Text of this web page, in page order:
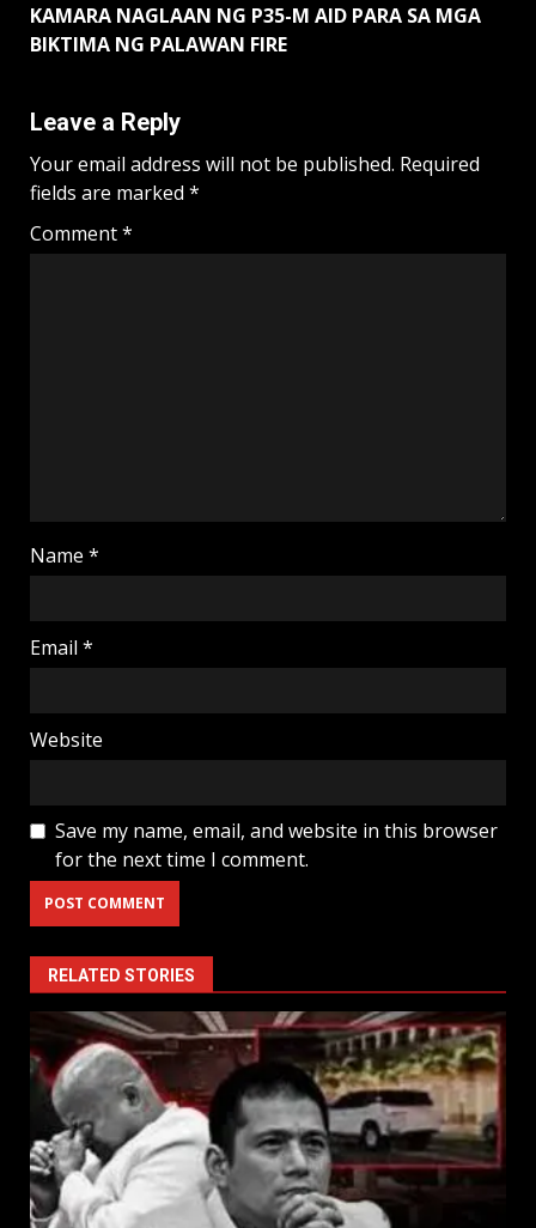
KAMARA NAGLAAN NG P35-M AID PARA SA MGA
BIKTIMA NG PALAWAN FIRE
Leave a Reply
Your email address will not be published. Required
fields are marked *
Comment*
Name *
Email *
Website
Save my name, email, and website in this browser
for the next time I comment.
RELATED STORIES